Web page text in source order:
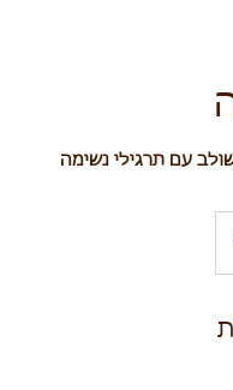
עם תרגילי נשימה